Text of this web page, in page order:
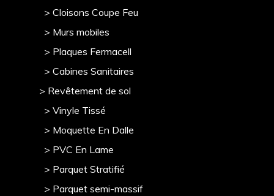
> Cloisons Coupe Feu
> Murs mobiles
> Plaques Fermacell
> Cabines Sanitaires
> Revêtement de sol
> Vinyle Tissé
> Moquette En Dalle
> PVC En Lame
> Parquet Stratifié
> Parquet semi-massif